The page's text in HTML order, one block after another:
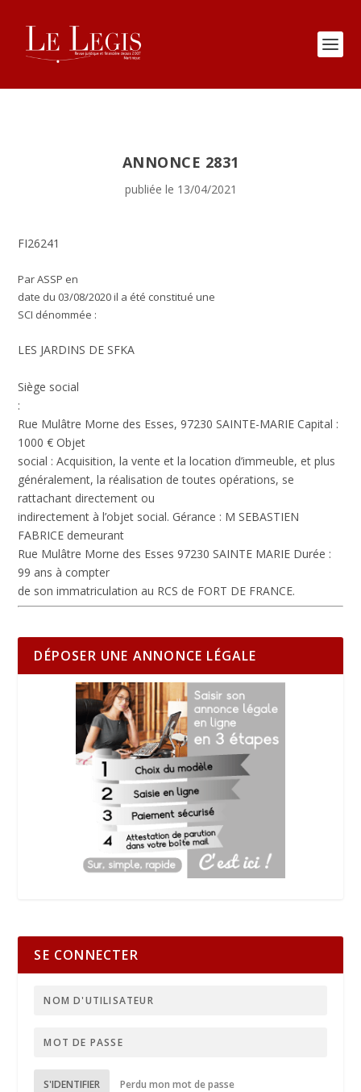
ANNONCE 2831
publiée le 13/04/2021
FI26241
Par ASSP en
date du 03/08/2020 il a été constitué une
SCI dénommée :
LES JARDINS DE SFKA
Siège social
:
Rue Mulâtre Morne des Esses, 97230 SAINTE-MARIE Capital :
1000 €Objet
social : Acquisition, la vente et la location d’immeuble, et plus
généralement, la réalisation de toutes opérations, se
rattachant directement ou
indirectement à l’objet social. Gérance : M SEBASTIEN
FABRICE demeurant
Rue Mulâtre Morne des Esses 97230 SAINTE MARIE Durée :
99 ans à compter
de son immatriculation au RCS de FORT DE FRANCE.
DÉPOSER UNE ANNONCE LÉGALE
SE CONNECTER
S'IDENTIFIER Perdu mon mot de passe